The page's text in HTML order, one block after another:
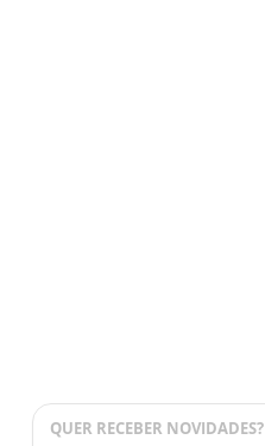
QUER RECEBER NOVIDADES?